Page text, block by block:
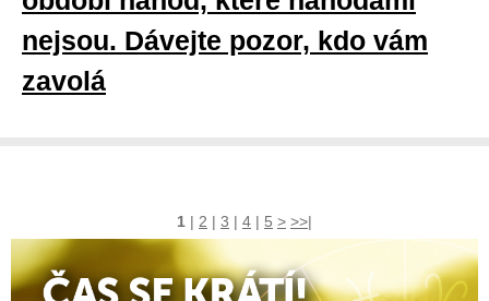
nejsou. Dávejte pozor, kdo vám
zavolá
1 | 2 | 3 | 4 | 5 > >>|